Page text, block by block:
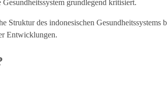
grundlegend kritisiert.
des indonesischen Gesundheitssystems
Entwicklungen.